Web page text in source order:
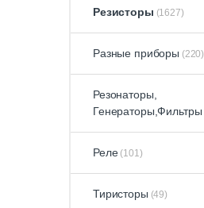
Резисторы (1627)
Разные приборы (220)
Резонаторы,
Генераторы,Фильтры
Реле(101)
Тиристоры (49)